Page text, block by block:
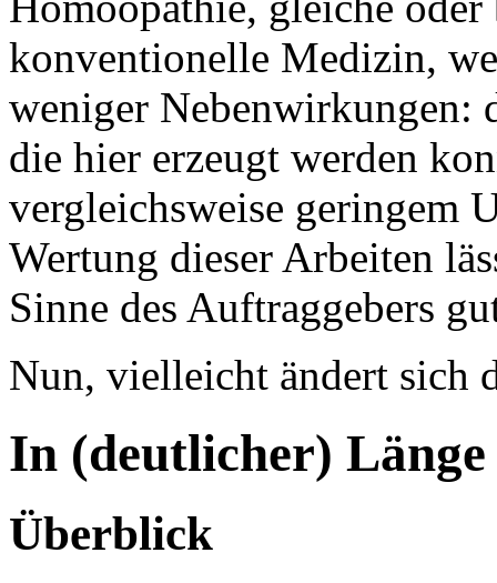
konventionelle Medizin,
weniger Nebenwirkungen:
die hier erzeugt werden
vergleichsweise geringem
Wertung dieser Arbeiten
Sinne des Auftraggebers
Nun, vielleicht ändert sich
In (deutlicher) Länge
Überblick